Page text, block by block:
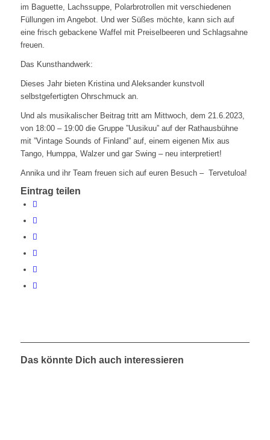
im Baguette, Lachssuppe, Polarbrotrollen mit verschiedenen
Füllungen im Angebot. Und wer Süßes möchte, kann sich auf
eine frisch gebackene Waffel mit Preiselbeeren und Schlagsahne
freuen.
Das Kunsthandwerk:
Dieses Jahr bieten Kristina und Aleksander kunstvoll
selbstgefertigten Ohrschmuck an.
Und als musikalischer Beitrag tritt am Mittwoch, dem 21.6.2023,
von 18:00 – 19:00 die Gruppe ”Uusikuu” auf der Rathausbühne
mit ”Vintage Sounds of Finland” auf, einem eigenen Mix aus
Tango, Humppa, Walzer und gar Swing – neu interpretiert!
Annika und ihr Team freuen sich auf euren Besuch – Tervetuloa!
Eintrag teilen
Das könnte Dich auch interessieren